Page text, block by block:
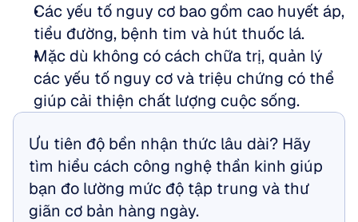
Các yếu tố nguy cơ bao gồm cao huyết áp,
tiểu đường, bệnh tim và hút thuốc lá.
Mặc dù không có cách chữa trị, quản lý
các yếu tố nguy cơ và triệu chứng có thể
giúp cải thiện chất lượng cuộc sống.
Ưu tiên độ bền nhận thức lâu dài? Hãy
tìm hiểu cách công nghệ thần kinh giúp
bạn đo lường mức độ tập trung và thư
giãn cơ bản hàng ngày.